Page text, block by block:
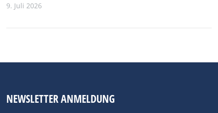
9. Juli 2026
NEWSLETTER ANMELDUNG